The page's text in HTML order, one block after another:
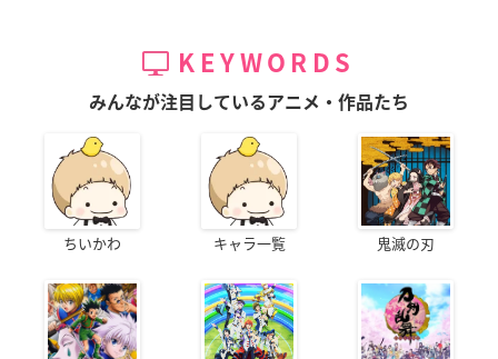
KEYWORDS
みんなが注目しているアニメ・作品たち
ちいかわ キャラ一覧 鬼滅の刃